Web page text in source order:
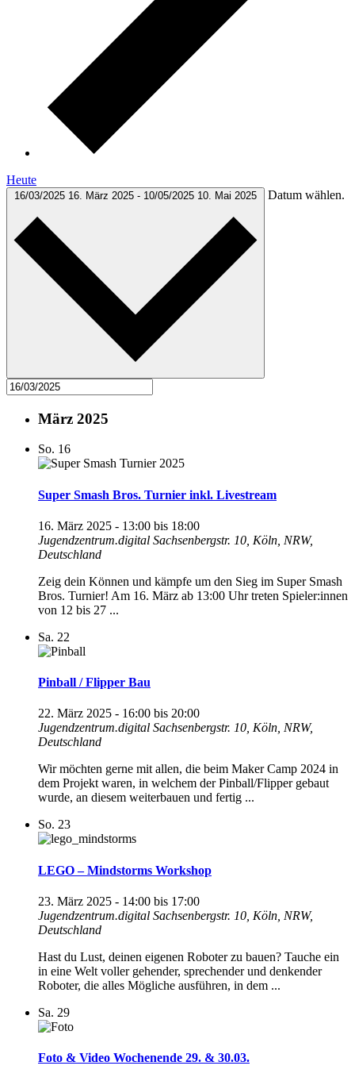
Heute
16/03/2025 16. März 2025 - 10/05/2025 10. Mai 2025 Datum wählen.
März 2025
So. 16
Super Smash Bros. Turnier inkl. Livestream
16. März 2025 - 13:00 bis 18:00
Jugendzentrum.digital Sachsenbergstr. 10, Köln, NRW,
Deutschland
Zeig dein Können und kämpfe um den Sieg im Super Smash
Bros. Turnier! Am 16. März ab 13:00 Uhr treten Spieler:innen
von 12 bis 27 ...
Sa. 22
Pinball / Flipper Bau
22. März 2025 - 16:00 bis 20:00
Jugendzentrum.digital Sachsenbergstr. 10, Köln, NRW,
Deutschland
Wir möchten gerne mit allen, die beim Maker Camp 2024 in
dem Projekt waren, in welchem der Pinball/Flipper gebaut
wurde, an diesem weiterbauen und fertig ...
So. 23
LEGO – Mindstorms Workshop
23. März 2025 - 14:00 bis 17:00
Jugendzentrum.digital Sachsenbergstr. 10, Köln, NRW,
Deutschland
Hast du Lust, deinen eigenen Roboter zu bauen? Tauche ein
in eine Welt voller gehender, sprechender und denkender
Roboter, die alles Mögliche ausführen, in dem ...
Sa. 29
Foto & Video Wochenende 29. & 30.03.